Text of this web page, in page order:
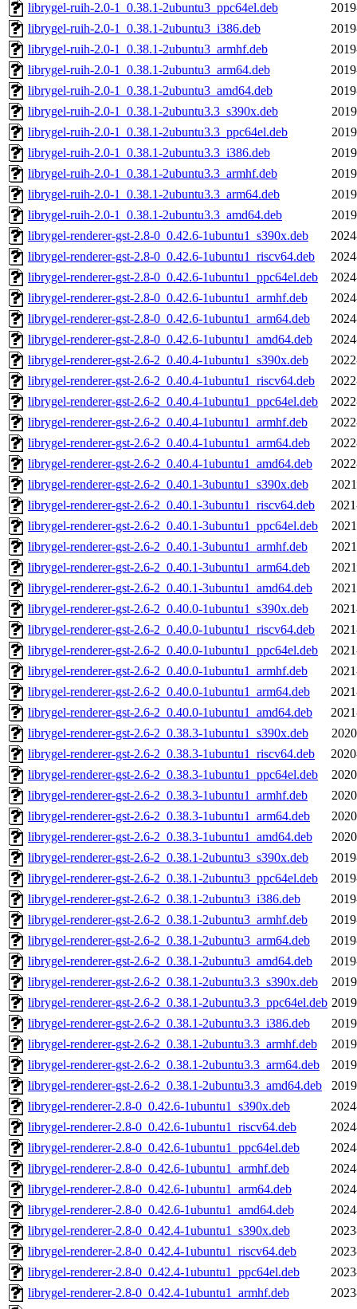
librygel-ruih-2.0-1_0.38.1-2ubuntu3_ppc64el.deb
librygel-ruih-2.0-1_0.38.1-2ubuntu3_i386.deb
librygel-ruih-2.0-1_0.38.1-2ubuntu3_armhf.deb
librygel-ruih-2.0-1_0.38.1-2ubuntu3_arm64.deb
librygel-ruih-2.0-1_0.38.1-2ubuntu3_amd64.deb
librygel-ruih-2.0-1_0.38.1-2ubuntu3.3_s390x.deb
librygel-ruih-2.0-1_0.38.1-2ubuntu3.3_ppc64el.deb
librygel-ruih-2.0-1_0.38.1-2ubuntu3.3_i386.deb
librygel-ruih-2.0-1_0.38.1-2ubuntu3.3_armhf.deb
librygel-ruih-2.0-1_0.38.1-2ubuntu3.3_arm64.deb
librygel-ruih-2.0-1_0.38.1-2ubuntu3.3_amd64.deb
librygel-renderer-gst-2.8-0_0.42.6-1ubuntu1_s390x.deb
librygel-renderer-gst-2.8-0_0.42.6-1ubuntu1_riscv64.deb
librygel-renderer-gst-2.8-0_0.42.6-1ubuntu1_ppc64el.deb
librygel-renderer-gst-2.8-0_0.42.6-1ubuntu1_armhf.deb
librygel-renderer-gst-2.8-0_0.42.6-1ubuntu1_arm64.deb
librygel-renderer-gst-2.8-0_0.42.6-1ubuntu1_amd64.deb
librygel-renderer-gst-2.6-2_0.40.4-1ubuntu1_s390x.deb
librygel-renderer-gst-2.6-2_0.40.4-1ubuntu1_riscv64.deb
librygel-renderer-gst-2.6-2_0.40.4-1ubuntu1_ppc64el.deb
librygel-renderer-gst-2.6-2_0.40.4-1ubuntu1_armhf.deb
librygel-renderer-gst-2.6-2_0.40.4-1ubuntu1_arm64.deb
librygel-renderer-gst-2.6-2_0.40.4-1ubuntu1_amd64.deb
librygel-renderer-gst-2.6-2_0.40.1-3ubuntu1_s390x.deb
librygel-renderer-gst-2.6-2_0.40.1-3ubuntu1_riscv64.deb
librygel-renderer-gst-2.6-2_0.40.1-3ubuntu1_ppc64el.deb
librygel-renderer-gst-2.6-2_0.40.1-3ubuntu1_armhf.deb
librygel-renderer-gst-2.6-2_0.40.1-3ubuntu1_arm64.deb
librygel-renderer-gst-2.6-2_0.40.1-3ubuntu1_amd64.deb
librygel-renderer-gst-2.6-2_0.40.0-1ubuntu1_s390x.deb
librygel-renderer-gst-2.6-2_0.40.0-1ubuntu1_riscv64.deb
librygel-renderer-gst-2.6-2_0.40.0-1ubuntu1_ppc64el.deb
librygel-renderer-gst-2.6-2_0.40.0-1ubuntu1_armhf.deb
librygel-renderer-gst-2.6-2_0.40.0-1ubuntu1_arm64.deb
librygel-renderer-gst-2.6-2_0.40.0-1ubuntu1_amd64.deb
librygel-renderer-gst-2.6-2_0.38.3-1ubuntu1_s390x.deb
librygel-renderer-gst-2.6-2_0.38.3-1ubuntu1_riscv64.deb
librygel-renderer-gst-2.6-2_0.38.3-1ubuntu1_ppc64el.deb
librygel-renderer-gst-2.6-2_0.38.3-1ubuntu1_armhf.deb
librygel-renderer-gst-2.6-2_0.38.3-1ubuntu1_arm64.deb
librygel-renderer-gst-2.6-2_0.38.3-1ubuntu1_amd64.deb
librygel-renderer-gst-2.6-2_0.38.1-2ubuntu3_s390x.deb
librygel-renderer-gst-2.6-2_0.38.1-2ubuntu3_ppc64el.deb
librygel-renderer-gst-2.6-2_0.38.1-2ubuntu3_i386.deb
librygel-renderer-gst-2.6-2_0.38.1-2ubuntu3_armhf.deb
librygel-renderer-gst-2.6-2_0.38.1-2ubuntu3_arm64.deb
librygel-renderer-gst-2.6-2_0.38.1-2ubuntu3_amd64.deb
librygel-renderer-gst-2.6-2_0.38.1-2ubuntu3.3_s390x.deb
librygel-renderer-gst-2.6-2_0.38.1-2ubuntu3.3_ppc64el.deb
librygel-renderer-gst-2.6-2_0.38.1-2ubuntu3.3_i386.deb
librygel-renderer-gst-2.6-2_0.38.1-2ubuntu3.3_armhf.deb
librygel-renderer-gst-2.6-2_0.38.1-2ubuntu3.3_arm64.deb
librygel-renderer-gst-2.6-2_0.38.1-2ubuntu3.3_amd64.deb
librygel-renderer-2.8-0_0.42.6-1ubuntu1_s390x.deb
librygel-renderer-2.8-0_0.42.6-1ubuntu1_riscv64.deb
librygel-renderer-2.8-0_0.42.6-1ubuntu1_ppc64el.deb
librygel-renderer-2.8-0_0.42.6-1ubuntu1_armhf.deb
librygel-renderer-2.8-0_0.42.6-1ubuntu1_arm64.deb
librygel-renderer-2.8-0_0.42.6-1ubuntu1_amd64.deb
librygel-renderer-2.8-0_0.42.4-1ubuntu1_s390x.deb
librygel-renderer-2.8-0_0.42.4-1ubuntu1_riscv64.deb
librygel-renderer-2.8-0_0.42.4-1ubuntu1_ppc64el.deb
librygel-renderer-2.8-0_0.42.4-1ubuntu1_armhf.deb